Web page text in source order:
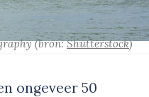
(bron:Shutterstock)
ongeveer 50